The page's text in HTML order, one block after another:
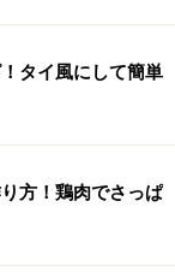
タイ風にして簡単
方！鶏肉でさっぱ